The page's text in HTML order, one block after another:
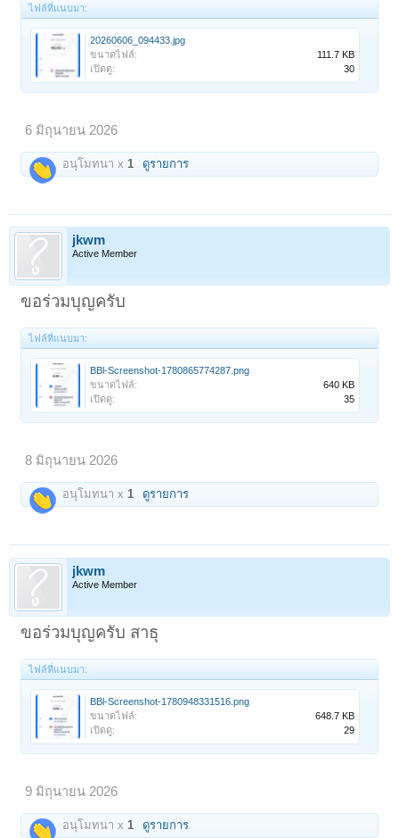
ไฟล์ที่แนบมา:
20260606_094433.jpg
ขนาดไฟล์:
111.7 KB
เปิดดู:
30
6 มิถุนายน 2026
อนุโมทนา x1 ดูรายการ
jkwm
Active Member
ขอร่วมบุญครับ
ไฟล์ที่แนบมา:
BBl-Screenshot-1780865774287.png
ขนาดไฟล์:
640 KB
เปิดดู:
35
8 มิถุนายน 2026
อนุโมทนา x1 ดูรายการ
jkwm
Active Member
ขอร่วมบุญครับ สาธุ
ไฟล์ที่แนบมา:
BBl-Screenshot-1780948331516.png
ขนาดไฟล์:
648.7 KB
เปิดดู:
29
9 มิถุนายน 2026
อนุโมทนา x 1 ดูรายการ